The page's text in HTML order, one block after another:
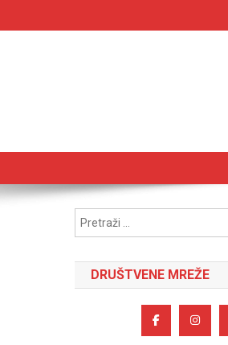
DRUŠTVENE MREŽE